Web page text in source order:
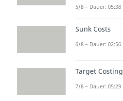
01.05.2018
5/8 – Dauer: 05:38
Sunk Costs
6/8 – Dauer: 02:56
Target Costing
7/8 – Dauer: 05:29